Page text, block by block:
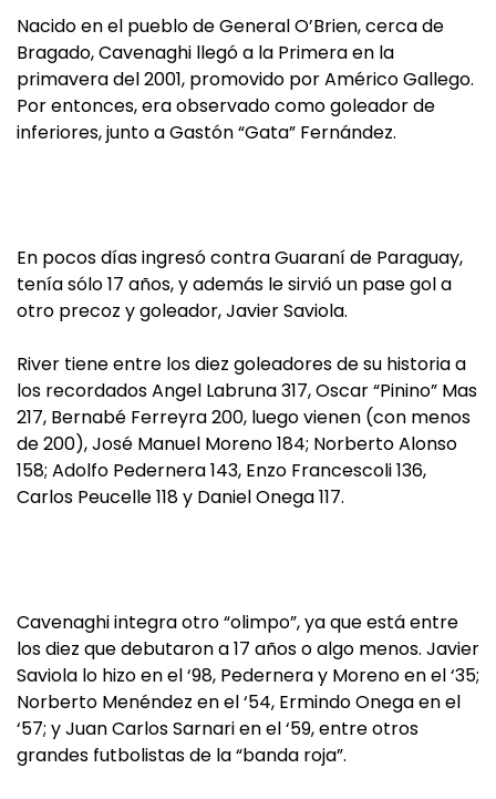
Nacido en el pueblo de General O’Brien, cerca de
Bragado, Cavenaghi llegó a la Primera en la
primavera del 2001, promovido por Américo Gallego.
Por entonces, era observado como goleador de
inferiores, junto a Gastón “Gata” Fernández.
En pocos días ingresó contra Guaraní de Paraguay,
tenía sólo 17 años, y además le sirvió un pase gol a
otro precoz y goleador, Javier Saviola.
River tiene entre los diez goleadores de su historia a
los recordados Angel Labruna 317, Oscar “Pinino” Mas
217, Bernabé Ferreyra 200, luego vienen (con menos
de 200), José Manuel Moreno 184; Norberto Alonso
158; Adolfo Pedernera 143, Enzo Francescoli 136,
Carlos Peucelle 118 y Daniel Onega 117.
Cavenaghi integra otro “olimpo”, ya que está entre
los diez que debutaron a 17 años o algo menos. Javier
Saviola lo hizo en el ‘98, Pedernera y Moreno en el ‘35;
Norberto Menéndez en el ‘54, Ermindo Onega en el
‘57; y Juan Carlos Sarnari en el ‘59, entre otros
grandes futbolistas de la “banda roja”.